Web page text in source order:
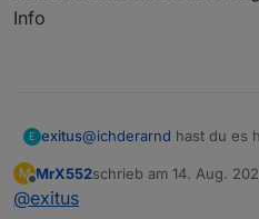
des USB-Adapters.
Info
E exitus@ichderarnd hast du es
Info
M
Offline
MrX552schrieb am 14. Aug.
zuletzt editiert von
@exitus